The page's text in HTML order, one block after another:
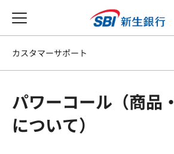
パワーコール（商品
について）
カスタマーサポート